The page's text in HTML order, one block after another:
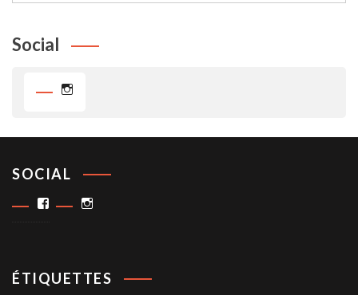
Social
SOCIAL
Facebook
ÉTIQUETTES